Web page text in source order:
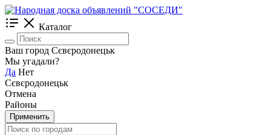
Каталог
Ваш город Сєвєродонецьк
Мы угадали?
Да Нет
Сєвєродонецьк
Отмена
Районы
Применить